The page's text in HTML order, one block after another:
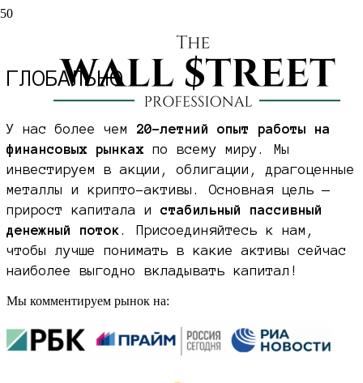
В АКТИВЫ
ГЛОБАЛЬНО
У нас более чем
20-летний опыт работы на
финансовых рынках по всему миру. Мы
инвестируем в акции, облигации, драгоценные
металлы и крипто-активы. Основная цель —
прирост капитала и стабильный пассивный
денежный поток. Присоединяйтесь к нам,
чтобы лучше понимать в какие активы сейчас
наиболее выгодно вкладывать капитал!
Мы комментируем рынок на: